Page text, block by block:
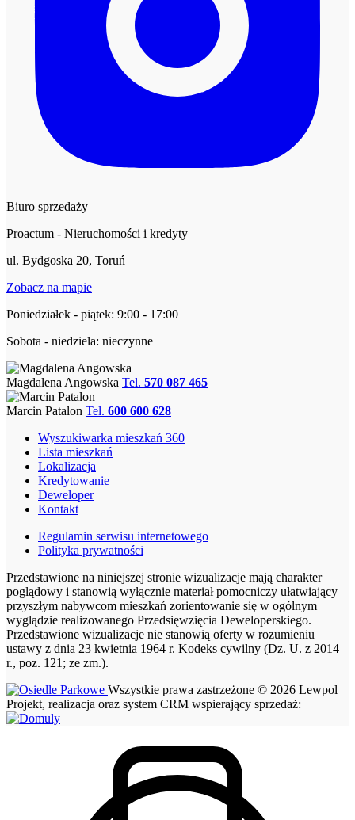
Biuro sprzedaży
Proactum - Nieruchomości i kredyty
ul. Bydgoska 20, Toruń
Zobacz na mapie
Poniedziałek - piątek: 9:00 - 17:00
Sobota - niedziela: nieczynne
Magdalena Angowska Tel. 570 087 465
Marcin Patalon Tel. 600 600 628
Wyszukiwarka mieszkań 360
Lista mieszkań
Lokalizacja
Kredytowanie
Deweloper
Kontakt
Regulamin serwisu internetowego
Polityka prywatności
Przedstawione na niniejszej stronie wizualizacje mają charakter
poglądowy i stanowią wyłącznie materiał pomocniczy ułatwiający
przyszłym nabywcom mieszkań zorientowanie się w ogólnym
wyglądzie realizowanego Przedsięwzięcia Deweloperskiego.
Przedstawione wizualizacje nie stanowią oferty w rozumieniu
ustawy z dnia 23 kwietnia 1964 r. Kodeks cywilny (Dz. U. z 2014
r., poz. 121; ze zm.).
Wszystkie prawa zastrzeżone © 2026 Lewpol
Projekt, realizacja oraz system CRM wspierający sprzedaż: